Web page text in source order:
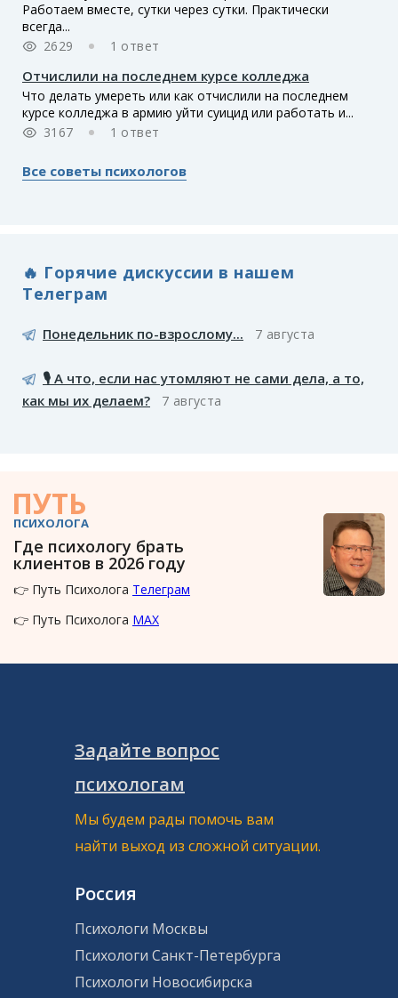
Работаем вместе, сутки через сутки. Практически
всегда...
2629
1 ответ
Отчислили на последнем курсе колледжа
Что делать умереть или как отчислили на последнем
курсе колледжа в армию уйти суицид или работать и...
3167
1 ответ
Все советы психологов
🔥 Горячие дискуссии в нашем
Телеграм
Понедельник по-взрослому... 7 августа
🎙️ А что, если нас утомляют не сами дела, а то,
как мы их делаем?
7 августа
ПУТЬ
ПСИХОЛОГА
Где психологу брать
клиентов в 2026 году
👉 Путь Психолога Телеграм
👉 Путь Психолога MAX
Задайте вопрос
психологам
Мы будем рады помочь вам
найти выход из сложной ситуации.
Россия
Психологи Москвы
Психологи Санкт-Петербурга
Психологи Новосибирска